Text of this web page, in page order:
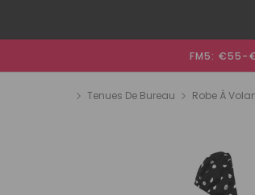
FM5: €55-
Tenues De Bureau Robe À